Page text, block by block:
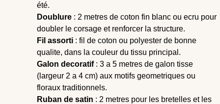
été.
Doublure : 2 metres de coton fin blanc ou ecru pour
doubler le corsage et renforcer la structure.
Fil assorti : fil de coton ou polyester de bonne
qualite, dans la couleur du tissu principal.
Galon decoratif: 3 a 5 metres de galon tisse
(largeur 2 a 4 cm) aux motifs geometriques ou
floraux traditionnels.
Ruban de satin : 2 metres pour les bretelles et les